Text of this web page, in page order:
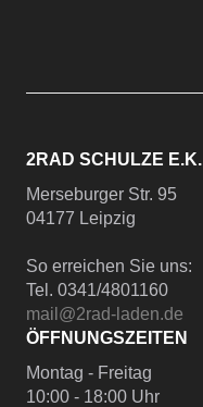
2RAD SCHULZE E.K.
Merseburger Str. 95
04177 Leipzig
So erreichen Sie uns:
Tel. 0341/4801160
mail@2rad-laden.de
ÖFFNUNGSZEITEN
Montag - Freitag
10:00 - 18:00 Uhr